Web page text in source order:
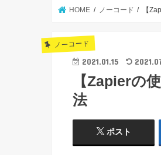
HOME ノーコード 【
ノーコード
2021.01.15
【Zapierの
法
ポスト